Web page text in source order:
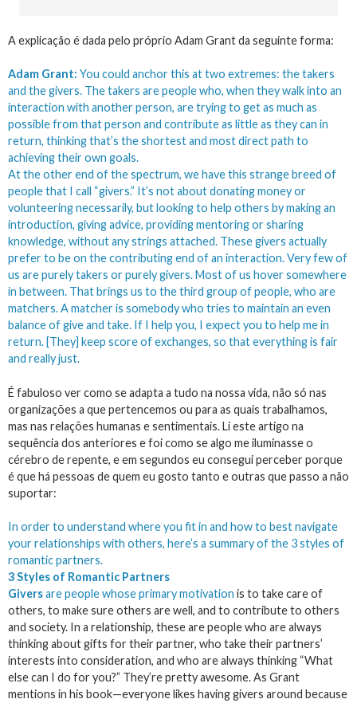
A explicação é dada pelo próprio Adam Grant da seguinte forma:
Adam Grant: You could anchor this at two extremes: the takers
and the givers. The takers are people who, when they walk into an
interaction with another person, are trying to get as much as
possible from that person and contribute as little as they can in
return, thinking that’s the shortest and most direct path to
achieving their own goals.
At the other end of the spectrum, we have this strange breed of
people that I call “givers.” It’s not about donating money or
volunteering necessarily, but looking to help others by making an
introduction, giving advice, providing mentoring or sharing
knowledge, without any strings attached. These givers actually
prefer to be on the contributing end of an interaction. Very few of
us are purely takers or purely givers. Most of us hover somewhere
in between. That brings us to the third group of people, who are
matchers. A matcher is somebody who tries to maintain an even
balance of give and take. If I help you, I expect you to help me in
return. [They] keep score of exchanges, so that everything is fair
and really just.
É fabuloso ver como se adapta a tudo na nossa vida, não só nas
organizações a que pertencemos ou para as quais trabalhamos,
mas nas relações humanas e sentimentais. Li este artigo na
sequência dos anteriores e foi como se algo me iluminasse o
cérebro de repente, e em segundos eu consegui perceber porque
é que há pessoas de quem eu gosto tanto e outras que passo a não
suportar:
In order to understand where you fit in and how to best navigate
your relationships with others, here’s a summary of the 3 styles of
romantic partners.
3 Styles of Romantic Partners
Giversare people whose primarymotivation is to take care of
others, to make sure others are well, and to contribute to others
and society. In a relationship, these are people who are always
thinking about gifts for their partner, who take their partners’
interests into consideration, and who are always thinking “What
else can I do for you?” They’re pretty awesome. As Grant
mentions in his book—everyone likes having givers around because